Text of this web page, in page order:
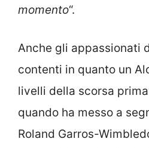
momento“.
Anche gli appassionati
contenti in quanto un
livelli della scorsa
quando ha messo a
Roland Garros-